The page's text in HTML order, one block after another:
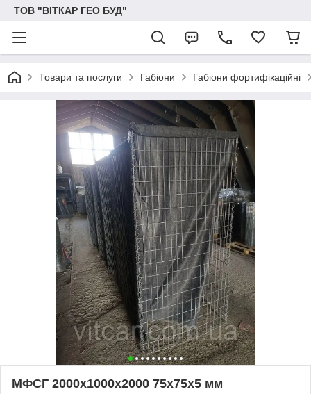
ТОВ "ВІТКАР ГЕО БУД"
Товари та послуги Габіони Габіони фортифікаційні
МФСГ 2000х1000х2000 75х75х5 мм